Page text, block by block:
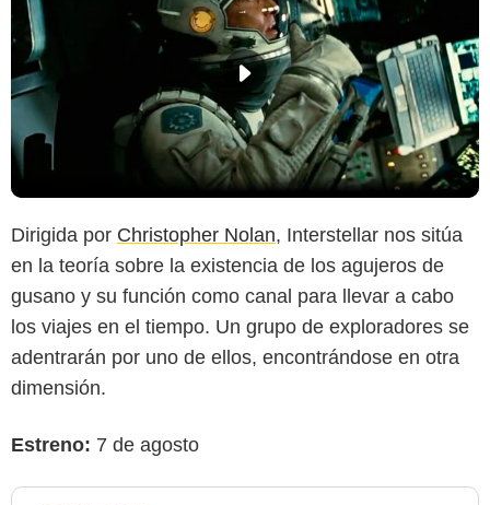
Dirigida por Christopher Nolan, Interstellar nos sitúa
en la teoría sobre la existencia de los agujeros de
gusano y su función como canal para llevar a cabo
los viajes en el tiempo. Un grupo de exploradores se
adentrarán por uno de ellos, encontrándose en otra
dimensión.
Estreno: 7 de agosto